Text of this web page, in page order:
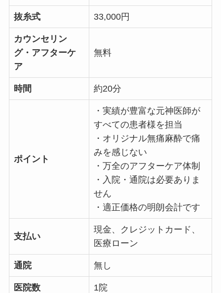
抜糸式 33,000円
カウンセリン
グ・アフターケ
ア
無料
時間 約20分
ポイント
・実績が豊富な元神医師が
すべての患者様を担当
・オリジナル無痛麻酔で痛
みを感じない
・万全のアフターケア体制
・入院・通院は必要ありま
せん
・適正価格の明朗会計です
支払い
現金、クレジットカード、
医療ローン
通院 無し
医院数 1院